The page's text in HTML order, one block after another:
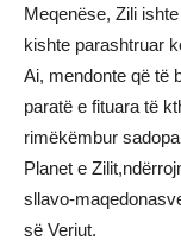
Meqenëse, Zili
kishte parashtruar
Ai, mendonte që të
paratë e fituara të
rimëkëmbur
Planet e
sllavo-
së Veriut.